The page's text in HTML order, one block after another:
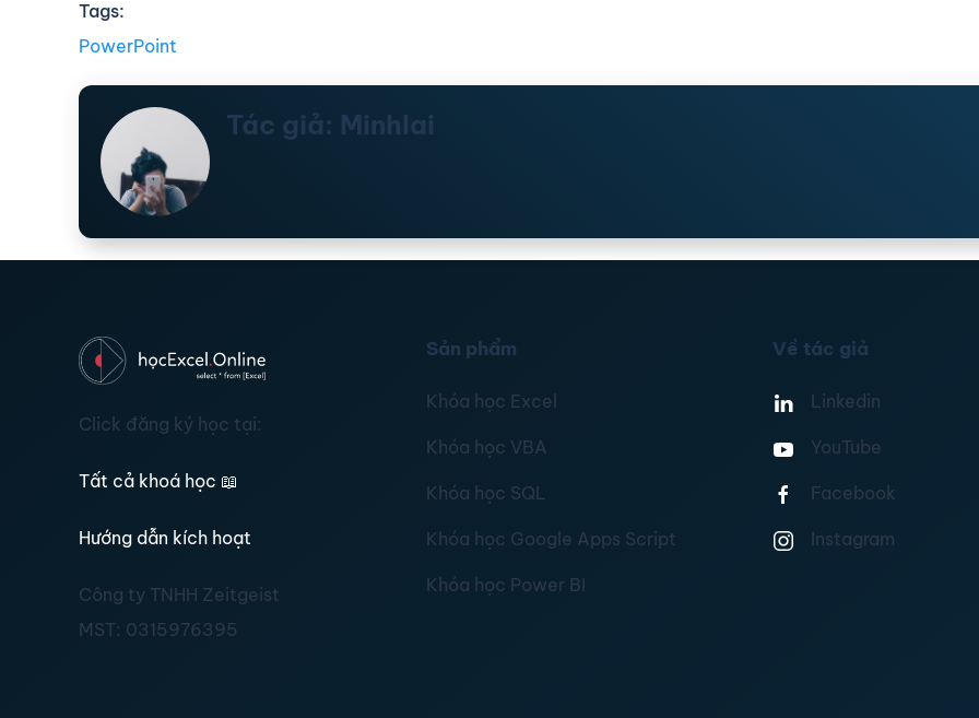
Tags:
PowerPoint
Tác giả: Minhlai
Click đăng ký học tại:
Tất cả khoá học 📖
Hướng dẫn kích hoạt
Công ty TNHH Zeitgeist
MST: 0315976395
Sản phẩm
Khóa học Excel
Khóa học VBA
Khóa học SQL
Khóa học Google Apps Script
Khóa học Power BI
Về tác giả
Linkedin
YouTube
Facebook
Instagram